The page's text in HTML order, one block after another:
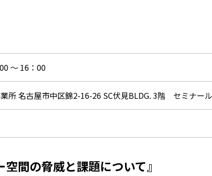
～ 16：00
所 名古屋市中区錦2-16-26 SC伏見BLDG. 3階 セミナー
間の脅威と課題について』